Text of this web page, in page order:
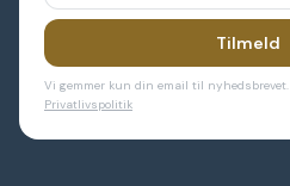
Tilmeld
Vi gemmer kun din email til
Privatlivspolitik